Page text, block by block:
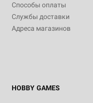
Способы оплаты
Службы доставки
Адреса магазинов
HOBBY GAMES